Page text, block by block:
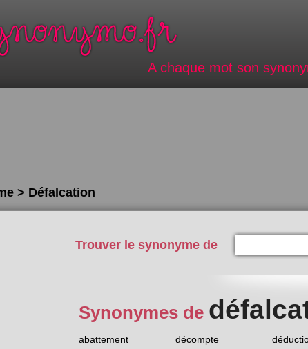
A chaque mot son
> Défalcation
Trouver le synonyme de
Synonymes de
abattement décompte